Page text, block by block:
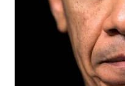
WN
MAJALENGKA